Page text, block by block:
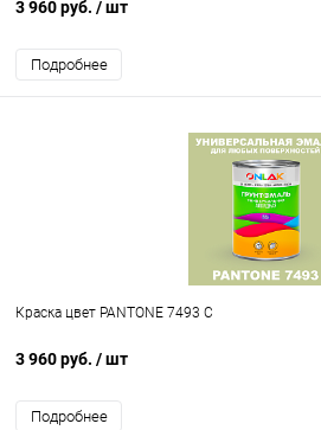
3 960 руб. / шт
Подробнее
Краска цвет PANTONE 7493 C
3 960 руб. / шт
Подробнее